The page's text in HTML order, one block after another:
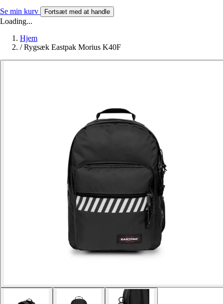
Se min kurv Fortsæt med at handle
Loading...
Hjem
/ Rygsæk Eastpak Morius K40F